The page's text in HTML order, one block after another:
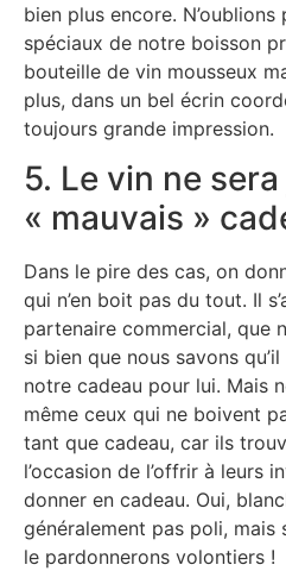
bien plus encore.
spéciaux de notre boisson
bouteille de vin mousseux
plus, dans un bel écrin
toujours grande impression.
5. Le vin ne
« mauvais »
Dans le pire des cas, on
qui n’en boit pas du tout. Il
partenaire commercial, que
si bien que nous savons
notre cadeau pour lui. Mais
même ceux qui ne boivent
tant que cadeau, car ils
l’occasion de l’offrir à leurs
donner en cadeau. Oui,
généralement pas poli, mais
le pardonnerons volontiers !